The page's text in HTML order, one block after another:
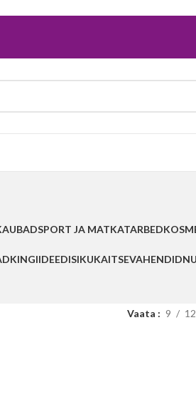
SPORT JA MATKATARBED
KINGIIDEEDISIKUKAITSEVAHENDID
Vaata 9 12